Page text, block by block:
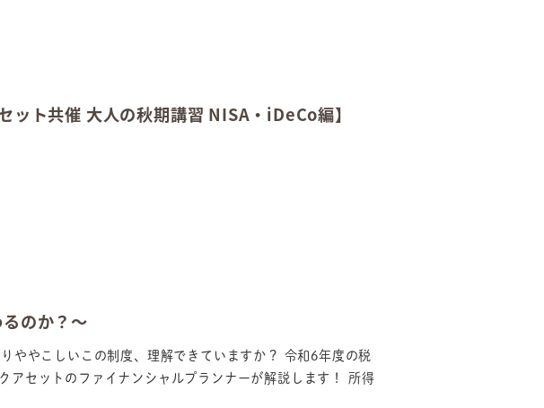
ット共催 大人の秋期講習 NISA・iDeCo編】
のか？～
ややこしいこの制度、理解できていますか？ 令和6年度の税
アセットのファイナンシャルプランナーが解説します！ 所得